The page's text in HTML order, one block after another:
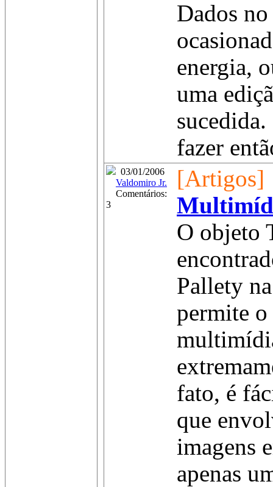
Dados
energia,
uma
fazer
03/01/2006
Valdomiro Jr.
Comentários:
3
[Artigos]
O objeto
Pallety
permite o
fato, é
que
imagens
apenas